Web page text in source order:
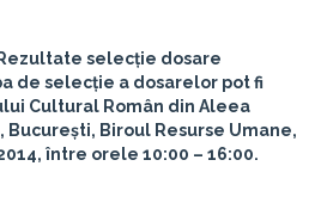
selecție dosare
de selecție a dosarelor pot fi
Cultural Român din Aleea
București, Biroul Resurse Umane,
între orele 10:00 – 16:00.